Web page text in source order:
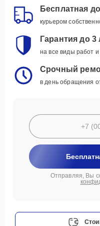
Бесплатная
курьером
Гарантия до 3
на все виды работ и
Срочный
в день обращения
Отправляя, Вы